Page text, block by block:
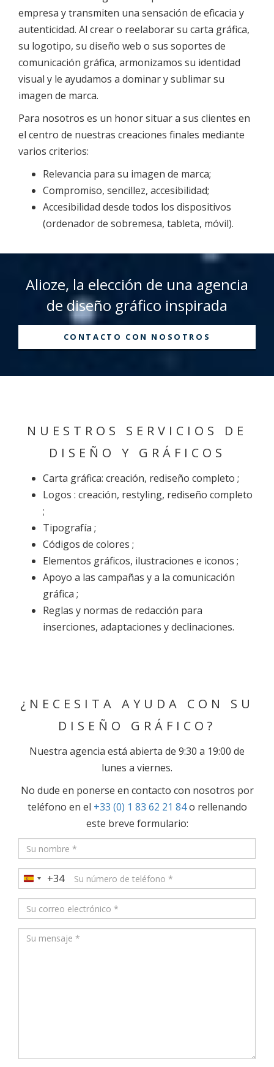
empresa y transmiten una sensación de eficacia y
autenticidad. Al crear o reelaborar su carta gráfica,
su logotipo, su diseño web o sus soportes de
comunicación gráfica, armonizamos su identidad
visual y le ayudamos a dominar y sublimar su
imagen de marca.
Para nosotros es un honor situar a sus clientes en
el centro de nuestras creaciones finales mediante
varios criterios:
Relevancia para su imagen de marca;
Compromiso, sencillez, accesibilidad;
Accesibilidad desde todos los dispositivos
(ordenador de sobremesa, tableta, móvil).
Alioze, la elección de una agencia
de diseño gráfico inspirada
CONTACTO CON NOSOTROS
NUESTROS SERVICIOS DE
DISEÑO Y GRÁFICOS
Carta gráfica: creación, rediseño completo ;
Logos : creación, restyling, rediseño completo
;
Tipografía ;
Códigos de colores ;
Elementos gráficos, ilustraciones e iconos ;
Apoyo a las campañas y a la comunicación
gráfica ;
Reglas y normas de redacción para
inserciones, adaptaciones y declinaciones.
¿NECESITA AYUDA CON SU
DISEÑO GRÁFICO?
Nuestra agencia está abierta de 9:30 a 19:00 de
lunes a viernes.
No dude en ponerse en contacto con nosotros por
teléfono en el +33 (0) 1 83 62 21 84o rellenando
este breve formulario:
Spain
+34
+34